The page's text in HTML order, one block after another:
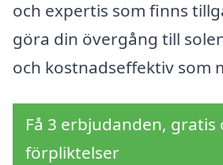
och expertis som finns
göra din övergång till
och kostnadseffektiv som
Få 3 erbjudanden, gratis
förpliktelser